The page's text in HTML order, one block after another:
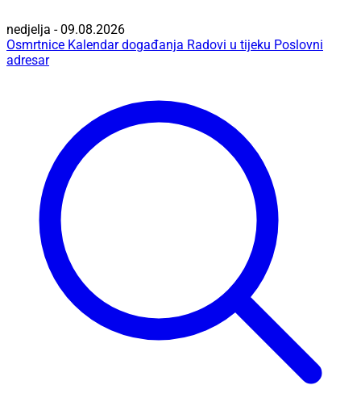
nedjelja - 09.08.2026
Osmrtnice Kalendar događanja Radovi u tijeku Poslovni
adresar